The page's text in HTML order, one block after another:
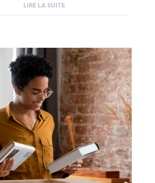
se comparten consejos para la
LIRE LA SUITE